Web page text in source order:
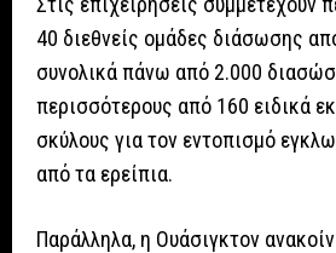
40 διεθνείς ομάδες διάσωσης
συνολικά πάνω από 2.000
περισσότερους από 160 ειδικά
σκύλους για τον εντοπισμό
από τα ερείπια.
Παράλληλα, η Ουάσιγκτον